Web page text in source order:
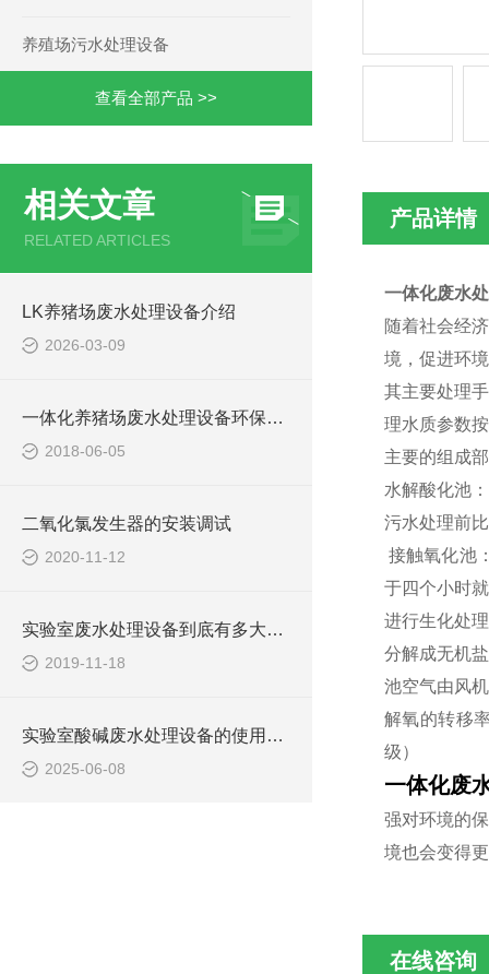
养殖场污水处理设备
查看全部产品 >>
相关文章
RELATED ARTICLES
LK养猪场废水处理设备介绍
2026-03-09
一体化养猪场废水处理设备环保局新要求
2018-06-05
二氧化氯发生器的安装调试
2020-11-12
实验室废水处理设备到底有多大的本事？
2019-11-18
实验室酸碱废水处理设备的使用可提高生态环保
2025-06-08
产品详情
一体化废水
随着社会经
境，促进环
其主要处理
理水质参数
主要的组成
水解酸化池
污水处理前
接触氧化池
于四个小时
进行生化处
分解成无机
池空气由风
解氧的转移
级）
一体化废
强对环境的
境也会变得
在线咨询